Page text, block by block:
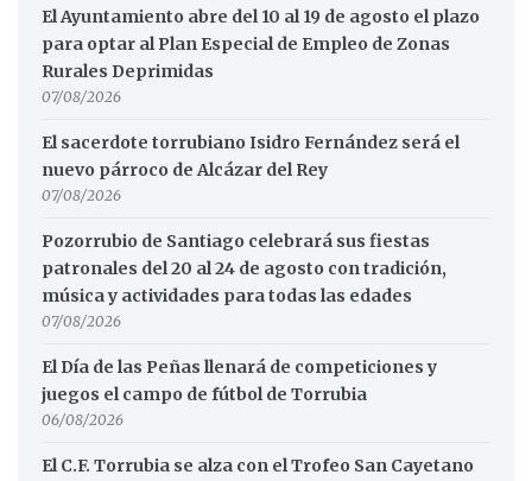
El Ayuntamiento abre del 10 al 19 de agosto el plazo
para optar al Plan Especial de Empleo de Zonas
Rurales Deprimidas
07/08/2026
El sacerdote torrubiano Isidro Fernández será el
nuevo párroco de Alcázar del Rey
07/08/2026
Pozorrubio de Santiago celebrará sus fiestas
patronales del 20 al 24 de agosto con tradición,
música y actividades para todas las edades
07/08/2026
El Día de las Peñas llenará de competiciones y
juegos el campo de fútbol de Torrubia
06/08/2026
El C.F. Torrubia se alza con el Trofeo San Cayetano